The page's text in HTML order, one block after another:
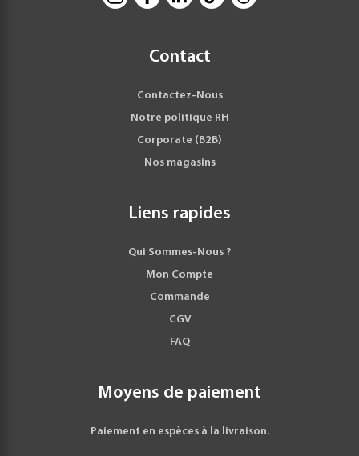
Contact
Contactez-Nous
Notre politique RH
Corporate (B2B)
Nos magasins
Liens rapides
Qui Sommes-Nous ?
Mon Compte
Commande
CGV
FAQ
Moyens de paiement
Paiement en espèces à la livraison.